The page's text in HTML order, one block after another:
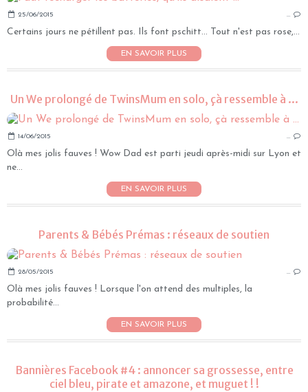
25/06/2015 …
Certains jours ne pétillent pas. Ils font pschitt... Tout n'est pas rose,...
EN SAVOIR PLUS
Un We prolongé de TwinsMum en solo, çà ressemble à ...
14/06/2015 …
Olà mes jolis fauves ! Wow Dad est parti jeudi après-midi sur Lyon et
ne...
EN SAVOIR PLUS
Parents & Bébés Prémas : réseaux de soutien
28/05/2015 …
Olà mes jolis fauves ! Lorsque l'on attend des multiples, la
probabilité...
EN SAVOIR PLUS
Bannières Facebook #4 : annoncer sa grossesse, entre
ciel bleu, pirate et amazone, et muguet ! !